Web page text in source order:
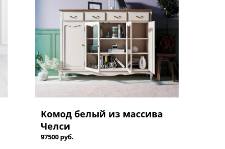
Комод белый из массива
Челси
97500 руб.